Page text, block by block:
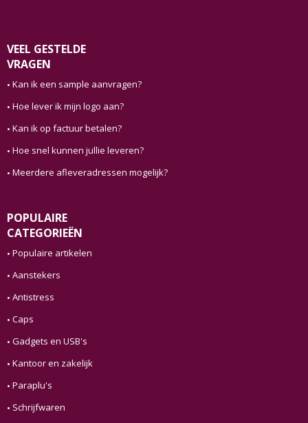
VEEL GESTELDE
VRAGEN
Kan ik een sample aanvragen?
Hoe lever ik mijn logo aan?
Kan ik op factuur betalen?
Hoe snel kunnen jullie leveren?
Meerdere afleveradressen mogelijk?
POPULAIRE
CATEGORIEËN
Populaire artikelen
Aanstekers
Antistress
Caps
Gadgets en USB's
Kantoor en zakelijk
Paraplu's
Schrijfwaren